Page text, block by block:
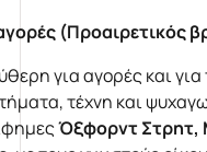
(Προαιρετικός
για αγορές και
τέχνη και
Όξφορντ Στρητ,